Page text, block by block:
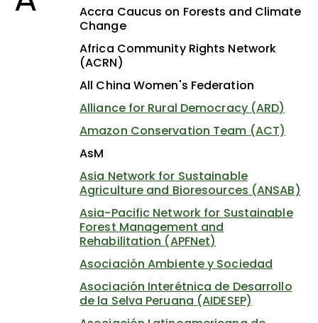
Accra Caucus on Forests and Climate
Change
Africa Community Rights Network
(ACRN)
All China Women's Federation
Alliance for Rural Democracy (ARD)
Amazon Conservation Team (ACT)
AsM
Asia Network for Sustainable
Agriculture and Bioresources (ANSAB)
Asia-Pacific Network for Sustainable
Forest Management and
Rehabilitation (APFNet)
Asociación Ambiente y Sociedad
Asociación Interétnica de Desarrollo
de la Selva Peruana (AIDESEP)